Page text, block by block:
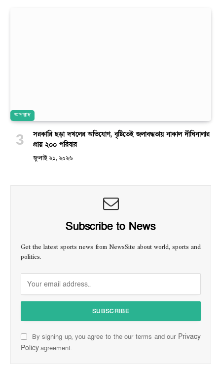
অপরাধ
সরকারি ছড়া দখলের অভিযোগ, বৃষ্টিতেই জলাবদ্ধতায় নাকাল দীঘিনালার
প্রায় ২০০ পরিবার
জুলাই ২১, ২০২৬
Subscribe to News
Get the latest sports news from NewsSite about world, sports and
politics.
By signing up, you agree to the our terms and our Privacy
Policyagreement.